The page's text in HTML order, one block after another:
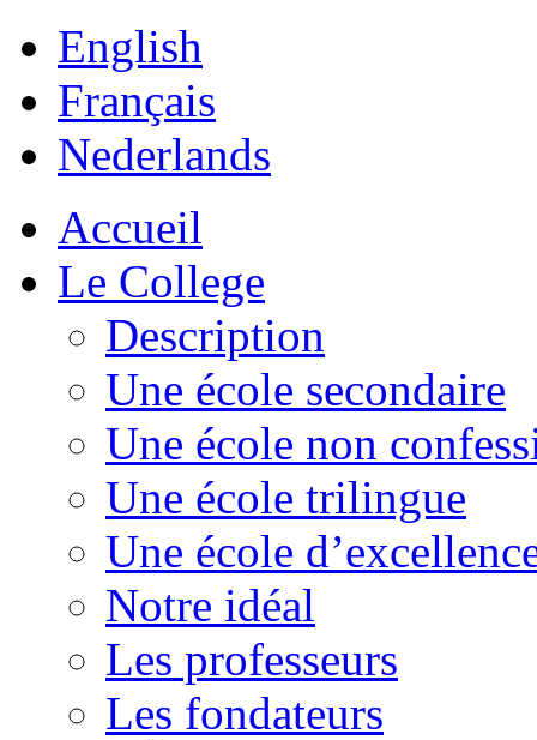
English
Français
Nederlands
Accueil
Le College
Description
Une école secondaire
Une école non
Une école trilingue
Une école
Notre idéal
Les professeurs
Les fondateurs